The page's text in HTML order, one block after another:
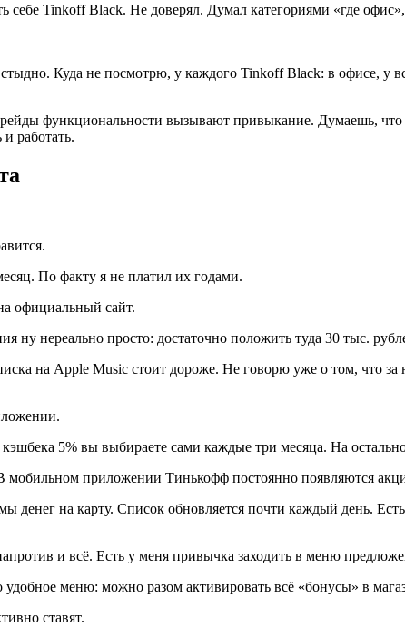
себе Tinkoff Black. Не доверял. Думал категориями «где
Куда не посмотрю, у каждого Tinkoff Black: в офисе, у
функциональности вызывают привыкание. Думаешь, что
работать.
По факту я не платил их годами.
официальный сайт.
ну нереально просто: достаточно положить туда 30 тыс.
на Apple Music стоит дороже. Не говорю уже о том, что
5% вы выбираете сами каждые три месяца. На
мобильном приложении Тинькофф постоянно появляются
на карту. Список обновляется почти каждый день.
и всё. Есть у меня привычка заходить в меню
меню: можно разом активировать всё «бонусы» в
ставят.